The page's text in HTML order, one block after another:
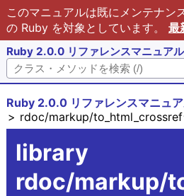
このマニュアルは既にメンテナン
の Ruby を対象としています。 最
Ruby 2.0.0 リファレンスマニュアル
Ruby 2.0.0 リファレンスマニュ
rdoc/markup/to_html_crossref
library
rdoc/markup/